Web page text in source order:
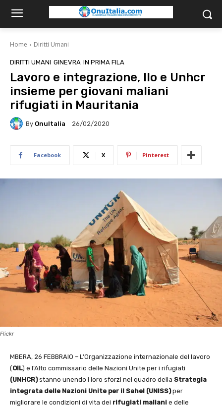
Home Diritti Umani
DIRITTI UMANI GINEVRA IN PRIMA FILA
Lavoro e integrazione, Ilo e Unhcr
insieme per giovani maliani
rifugiati in Mauritania
By OnuItalia 26/02/2020
Facebook X Pinterest
Flickr
MBERA, 26 FEBBRAIO – L’Organizzazione internazionale del lavoro
(OIL) e l’Alto commissario delle Nazioni Unite per i rifugiati
(UNHCR)stanno unendo i loro sforzi nel quadro della Strategia
integrata delle Nazioni Unite per il Sahel (UNISS)per
migliorare le condizioni di vita dei rifugiati maliani e delle